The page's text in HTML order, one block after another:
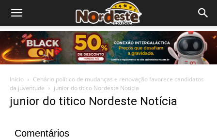
Início
Cenário político de mudanças e renovação favorece candidatos
da juventude
junior do titico Nordeste Notícia
junior do titico Nordeste Notícia
Comentários